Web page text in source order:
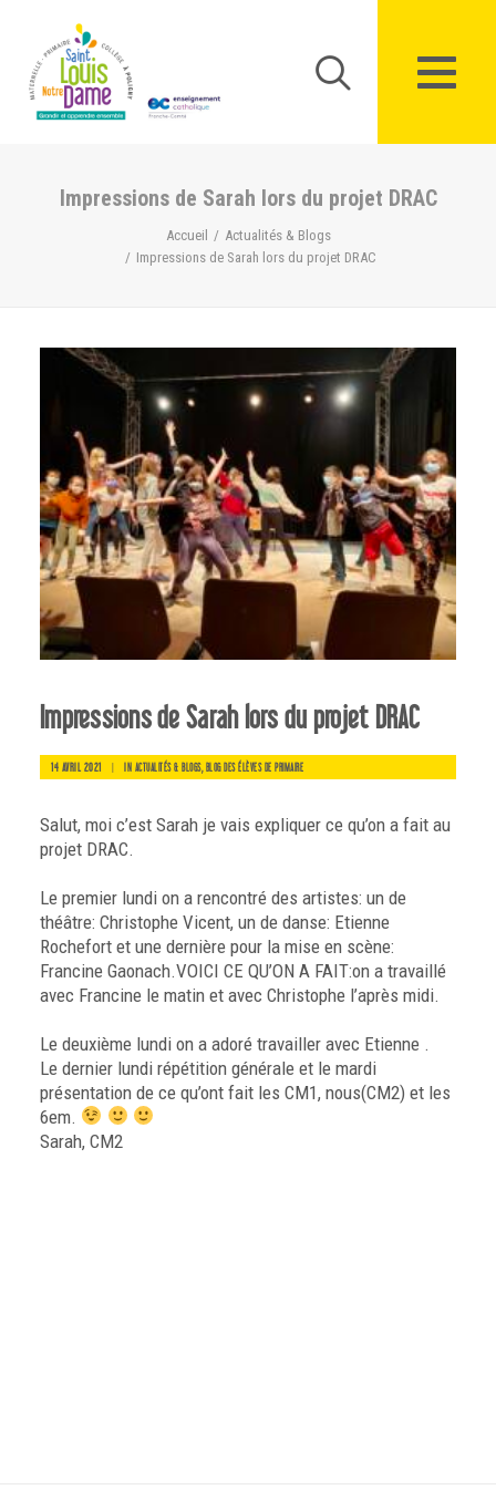
Impressions de Sarah lors du projet DRAC
Accueil
Actualités & Blogs
Impressions de Sarah lors du projet DRAC
Impressions de Sarah lors du projet DRAC
14 AVRIL 2021 | IN ACTUALITÉS & BLOGS, BLOG DES ÉLÈVES DE PRIMAIRE
Salut, moi c’est Sarah je vais expliquer ce qu’on a fait au
projet DRAC.
Le premier lundi on a rencontré des artistes: un de
théâtre: Christophe Vicent, un de danse: Etienne
Rochefort et une dernière pour la mise en scène:
Francine Gaonach.VOICI CE QU’ON A FAIT:on a travaillé
avec Francine le matin et avec Christophe l’après midi.
Le deuxième lundi on a adoré travailler avec Etienne .
Le dernier lundi répétition générale et le mardi
présentation de ce qu’ont fait les CM1, nous(CM2) et les
6em.
Sarah, CM2